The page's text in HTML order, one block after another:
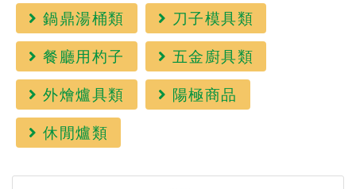
鍋鼎湯桶類
刀子模具類
餐廳用杓子
五金廚具類
外燴爐具類
陽極商品
休閒爐類